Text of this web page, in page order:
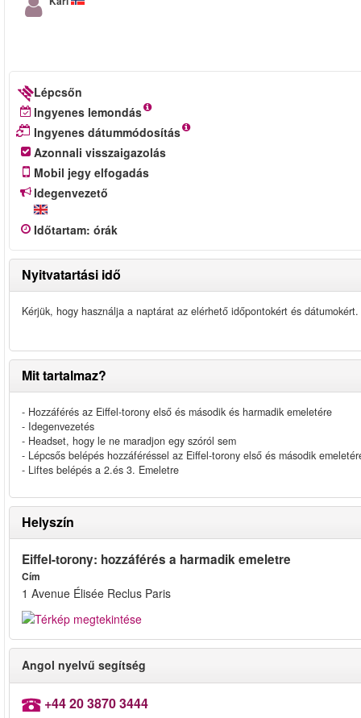
Lépcsőn
Ingyenes lemondás
Ingyenes dátummódosítás
Azonnali visszaigazolás
Mobil jegy elfogadás
Idegenvezető
Időtartam: órák
Nyitvatartási idő
Kérjük, hogy használja a naptárat az elérhető időpontokért és dátumokért.
Mit tartalmaz?
- Hozzáférés az Eiffel-torony első és második és harmadik emeletére
- Idegenvezetés
- Headset, hogy le ne maradjon egy szóról sem
- Lépcsős belépés hozzáféréssel az Eiffel-torony első és második
- Liftes belépés a 2.és 3. Emeletre
Helyszín
Eiffel-torony: hozzáférés a harmadik emeletre
Cím
1 Avenue Élisée Reclus Paris
Angol nyelvű segítség
+44 20 3870 3444